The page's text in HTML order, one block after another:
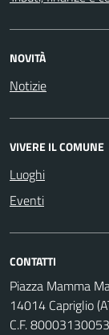
NOVITÀ
Notizie
VIVERE IL COMUNE
Luoghi
Eventi
CONTATTI
Piazza Mamma
14014 Capriglio
C.F.